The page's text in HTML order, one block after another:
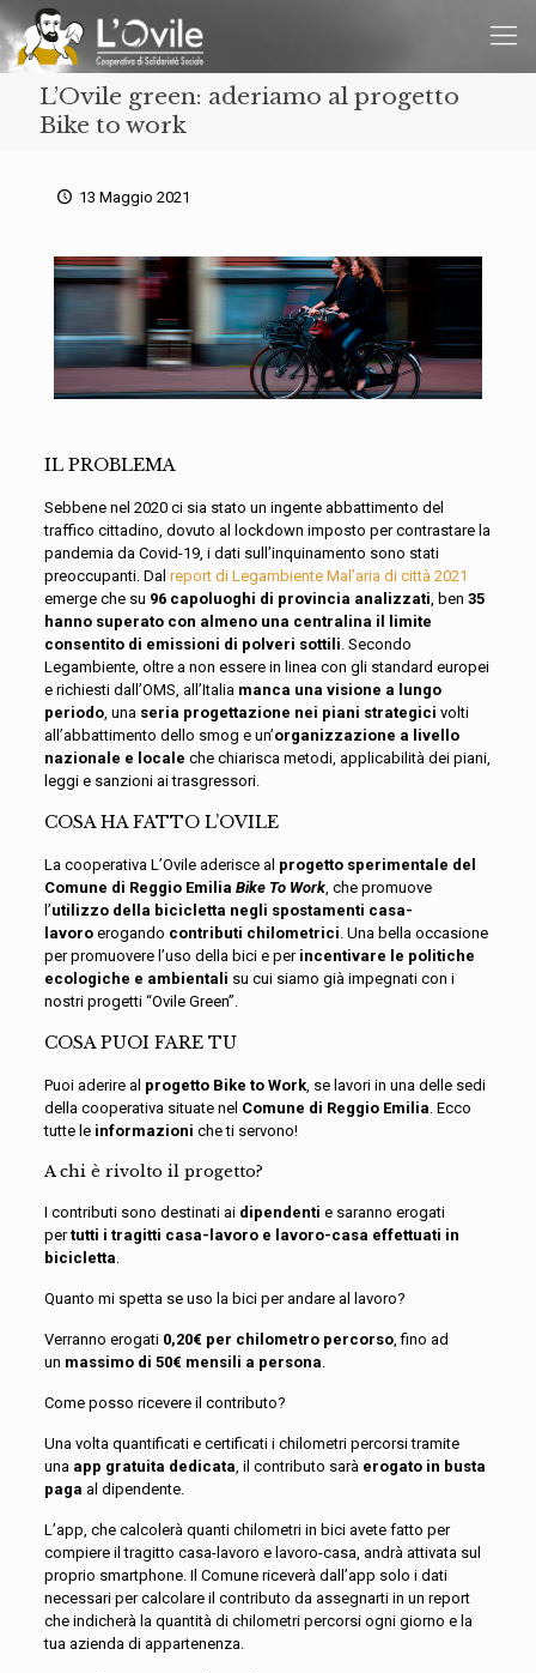
L’Ovile green: aderiamo al progetto
Bike to work
13 Maggio 2021
IL PROBLEMA
Sebbene nel 2020 ci sia stato un ingente abbattimento del
traffico cittadino, dovuto al lockdown imposto per contrastare la
pandemia da Covid-19, i dati sull’inquinamento sono stati
preoccupanti. Dal report di Legambiente Mal’aria di città 2021
emerge che su 96 capoluoghi di provincia analizzati, ben 35
hanno superato con almeno una centralina il limite
consentito di emissioni di polveri sottili. Secondo
Legambiente, oltre a non essere in linea con gli standard europei
e richiesti dall’OMS, all’Italia manca una visione a lungo
periodo, una seria progettazione nei piani strategici volti
all’abbattimento dello smog e un’organizzazione a livello
nazionale e locale che chiarisca metodi, applicabilità dei piani,
leggi e sanzioni ai trasgressori.
COSA HA FATTO L’OVILE
La cooperativa L’Ovile aderisce al progetto sperimentale del
Comune di Reggio Emilia Bike To Work, che promuove
l’utilizzo della bicicletta negli spostamenti casa-
lavoro erogando contributi chilometrici. Una bella occasione
per promuovere l’uso della bici e per incentivare le politiche
ecologiche e ambientali su cui siamo già impegnati con i
nostri progetti “Ovile Green”.
COSA PUOI FARE TU
Puoi aderire al progetto Bike to Work, se lavori in una delle sedi
della cooperativa situate nel Comune di Reggio Emilia. Ecco
tutte le informazioni che ti servono!
A chi è rivolto il progetto?
I contributi sono destinati ai dipendenti e saranno erogati
pertutti i tragitti casa-lavoro e lavoro-casa effettuati in
bicicletta.
Quanto mi spetta se uso la bici per andare al lavoro?
Verranno erogati 0,20€ per chilometro percorso, fino ad
un massimo di 50€ mensili a persona.
Come posso ricevere il contributo?
Una volta quantificati e certificati i chilometri percorsi tramite
una app gratuita dedicata, il contributo sarà erogato in busta
paga al dipendente.
L’app, che calcolerà quanti chilometri in bici avete fatto per
compiere il tragitto casa-lavoro e lavoro-casa, andrà attivata sul
proprio smartphone. Il Comune riceverà dall’app solo i dati
necessari per calcolare il contributo da assegnarti in un report
che indicherà la quantità di chilometri percorsi ogni giorno e la
tua azienda di appartenenza.